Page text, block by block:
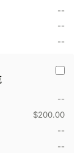
--
--
--
蘭
槐
蜂
--
$200.00
--
--